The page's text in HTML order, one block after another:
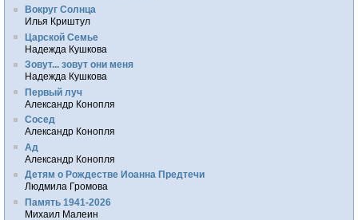
Вокруг Солнца
Илья Криштул
Царской Семье
Надежда Кушкова
Зовут... зовут они меня
Надежда Кушкова
Первый луч
Александр Конопля
Сосед
Александр Конопля
Ад
Александр Конопля
Детям о Рождестве Иоанна Предтечи
Людмила Громова
Память 1941-2026
Михаил Малеин